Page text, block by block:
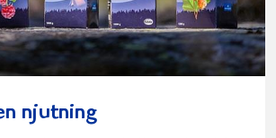
njutning